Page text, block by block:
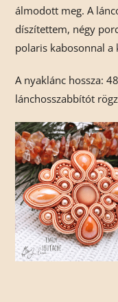
álmodott meg. A
díszítettem, négy
polaris kabosonnal a
A nyaklánc hossza:
lánchosszabbítót